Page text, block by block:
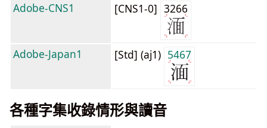
Adobe-CNS1
[CNS1-0] 3266
Adobe-Japan1 [Std] (aj1) 5467
各種字集收錄情形與讀音